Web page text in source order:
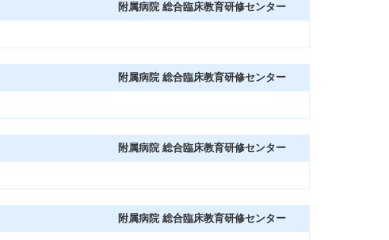
附属病院 総合臨床教育研修センター
附属病院 総合臨床教育研修センター
附属病院 総合臨床教育研修センター
附属病院 総合臨床教育研修センター